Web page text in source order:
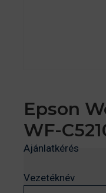
Epson
WF-
Ajánlatkérés
Vezetéknév